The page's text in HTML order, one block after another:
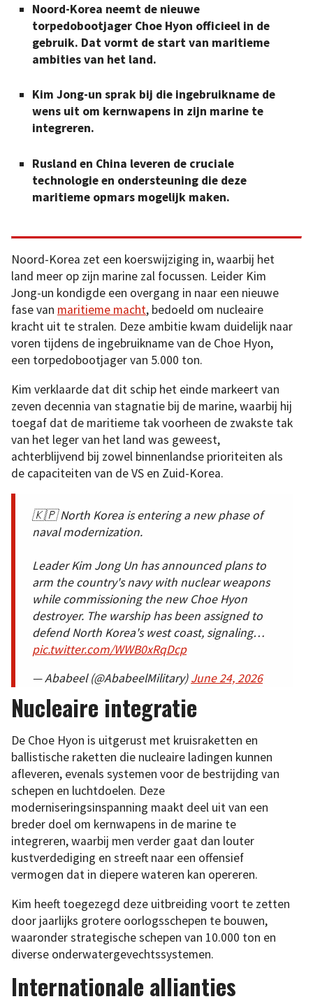
Noord-Korea neemt de nieuwe
torpedobootjager Choe Hyon officieel in de
gebruik. Dat vormt de start van maritieme
ambities van het land.
Kim Jong-un sprak bij die ingebruikname de
wens uit om kernwapens in zijn marine te
integreren.
Rusland en China leveren de cruciale
technologie en ondersteuning die deze
maritieme opmars mogelijk maken.
Noord-Korea zet een koerswijziging in, waarbij het
land meer op zijn marine zal focussen. Leider Kim
Jong-un kondigde een overgang in naar een nieuwe
fase van maritieme macht, bedoeld om nucleaire
kracht uit te stralen. Deze ambitie kwam duidelijk naar
voren tijdens de ingebruikname van de Choe Hyon,
een torpedobootjager van 5.000 ton.
Kim verklaarde dat dit schip het einde markeert van
zeven decennia van stagnatie bij de marine, waarbij hij
toegaf dat de maritieme tak voorheen de zwakste tak
van het leger van het land was geweest,
achterblijvend bij zowel binnenlandse prioriteiten als
de capaciteiten van de VS en Zuid-Korea.
🇰🇵 North Korea is entering a new phase of
naval modernization.
Leader Kim Jong Un has announced plans to
arm the country's navy with nuclear weapons
while commissioning the new Choe Hyon
destroyer. The warship has been assigned to
defend North Korea's west coast, signaling…
pic.twitter.com/WWB0xRqDcp
— Ababeel (@AbabeelMilitary)June 24, 2026
Nucleaire integratie
De Choe Hyon is uitgerust met kruisraketten en
ballistische raketten die nucleaire ladingen kunnen
afleveren, evenals systemen voor de bestrijding van
schepen en luchtdoelen. Deze
moderniseringsinspanning maakt deel uit van een
breder doel om kernwapens in de marine te
integreren, waarbij men verder gaat dan louter
kustverdediging en streeft naar een offensief
vermogen dat in diepere wateren kan opereren.
Kim heeft toegezegd deze uitbreiding voort te zetten
door jaarlijks grotere oorlogsschepen te bouwen,
waaronder strategische schepen van 10.000 ton en
diverse onderwatergevechtssystemen.
Internationale allianties